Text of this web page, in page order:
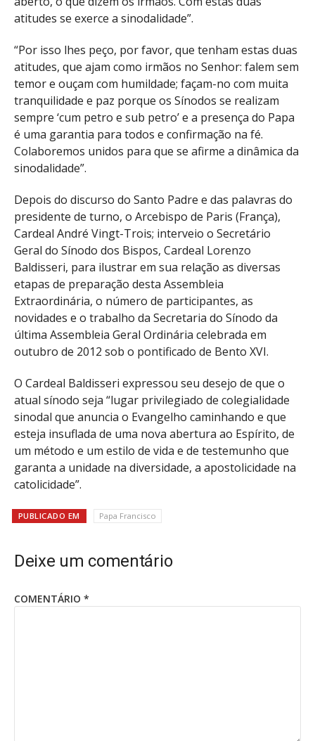
atitudes se exerce a sinodalidade”.
“Por isso lhes peço, por favor, que tenham estas duas
atitudes, que ajam como irmãos no Senhor: falem sem
temor e ouçam com humildade; façam-no com muita
tranquilidade e paz porque os Sínodos se realizam
sempre ‘cum petro e sub petro’ e a presença do Papa
é uma garantia para todos e confirmação na fé.
Colaboremos unidos para que se afirme a dinâmica da
sinodalidade”.
Depois do discurso do Santo Padre e das palavras do
presidente de turno, o Arcebispo de Paris (França),
Cardeal André Vingt-Trois; interveio o Secretário
Geral do Sínodo dos Bispos, Cardeal Lorenzo
Baldisseri, para ilustrar em sua relação as diversas
etapas de preparação desta Assembleia
Extraordinária, o número de participantes, as
novidades e o trabalho da Secretaria do Sínodo da
última Assembleia Geral Ordinária celebrada em
outubro de 2012 sob o pontificado de Bento XVI.
O Cardeal Baldisseri expressou seu desejo de que o
atual sínodo seja “lugar privilegiado de colegialidade
sinodal que anuncia o Evangelho caminhando e que
esteja insuflada de uma nova abertura ao Espírito, de
um método e um estilo de vida e de testemunho que
garanta a unidade na diversidade, a apostolicidade na
catolicidade”.
PUBLICADO EM Papa Francisco
Deixe um comentário
COMENTÁRIO *